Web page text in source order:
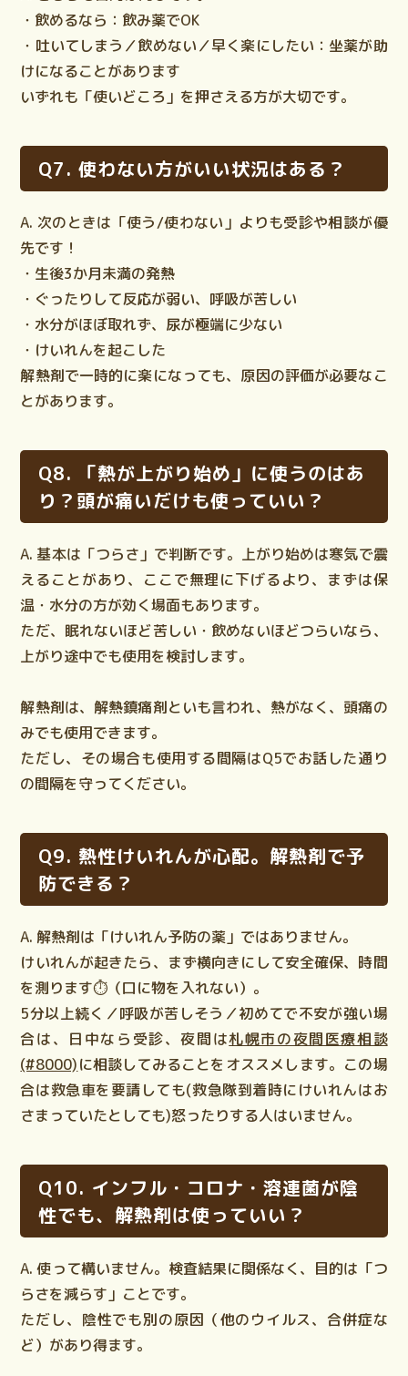
・飲めるなら：飲み薬でOK
・吐いてしまう／飲めない／早く楽にしたい：坐薬が助
けになることがあります
いずれも「使いどころ」を押さえる方が大切です。
Q7. 使わない方がいい状況はある？
A. 次のときは「使う/使わない」よりも受診や相談が優
先です！
・生後3か月未満の発熱
・ぐったりして反応が弱い、呼吸が苦しい
・水分がほぼ取れず、尿が極端に少ない
・けいれんを起こした
解熱剤で一時的に楽になっても、原因の評価が必要なこ
とがあります。
Q8. 「熱が上がり始め」に使うのはあ
り？頭が痛いだけも使っていい？
A. 基本は「つらさ」で判断です。上がり始めは寒気で震
えることがあり、ここで無理に下げるより、まずは保
温・水分の方が効く場面もあります。
ただ、眠れないほど苦しい・飲めないほどつらいなら、
上がり途中でも使用を検討します。
解熱剤は、解熱鎮痛剤といも言われ、熱がなく、頭痛の
みでも使用できます。
ただし、その場合も使用する間隔はQ5でお話した通り
の間隔を守ってください。
Q9. 熱性けいれんが心配。解熱剤で予
防できる？
A. 解熱剤は「けいれん予防の薬」ではありません。
けいれんが起きたら、まず横向きにして安全確保、時間
を測ります⏱️（口に物を入れない）。
5分以上続く／呼吸が苦しそう／初めてで不安が強い場
合は、日中なら受診、夜間は札幌市の夜間医療相談
(#8000)に相談してみることをオススメします。この場
合は救急車を要請しても(救急隊到着時にけいれんはお
さまっていたとしても)怒ったりする人はいません。
Q10. インフル・コロナ・溶連菌が陰
性でも、解熱剤は使っていい？
A. 使って構いません。検査結果に関係なく、目的は「つ
らさを減らす」ことです。
ただし、陰性でも別の原因（他のウイルス、合併症な
ど）があり得ます。